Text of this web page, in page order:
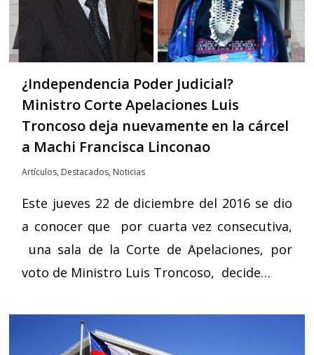
¿Independencia Poder Judicial?
Ministro Corte Apelaciones Luis
Troncoso deja nuevamente en la cárcel
a Machi Francisca Linconao
Artículos, Destacados, Noticias
Este jueves 22 de diciembre del 2016 se dio
a conocer que por cuarta vez consecutiva,
una sala de la Corte de Apelaciones, por
voto de Ministro Luis Troncoso, decide…